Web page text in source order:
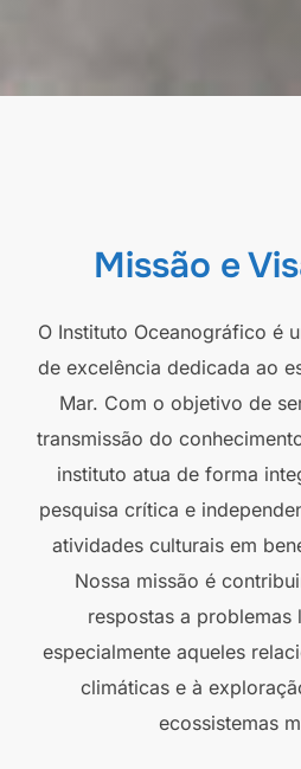
Missão e
O Instituto Oceanográfico é
de excelência dedicada ao
Mar. Com o objetivo de
transmissão do
instituto atua de forma
pesquisa crítica e
atividades culturais em
Nossa missão é
respostas a problemas
especialmente aqueles
climáticas e à
ecossistemas